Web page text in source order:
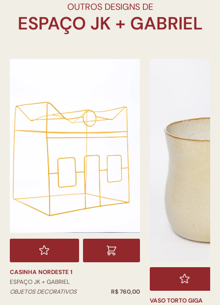
OUTROS DESIGNS DE
CASINHA NORDESTE 1
ESPAÇO JK + GABRIEL
OBJETOS DECORATIVOS
R$ 760,00
VASO TORTO GIGA